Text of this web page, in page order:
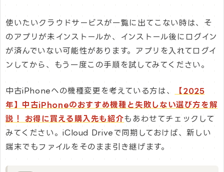
使いたいクラウドサービスが一覧に出てこない時は、そ
のアプリが未インストールか、インストール後にログイン
が済んでいない可能性があります。アプリを入れてログイ
ンしてから、もう一度この手順を試してみてください。
中古iPhoneへの機種変更を考えている方は、
【2025
年】中古iPhoneのおすすめ機種と失敗しない選び方を解
説！ お得に買える購入先も紹介もあわせてチェックして
みてください。iCloud Driveで同期しておけば、新しい
端末でもファイルをそのまま引き継げます。